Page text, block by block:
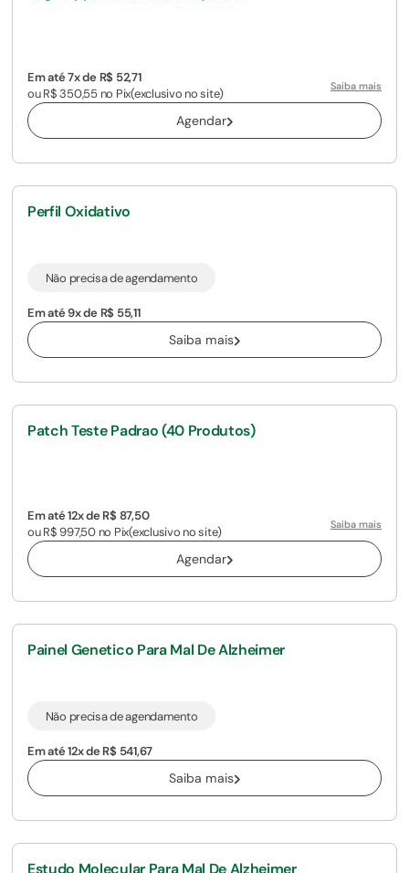
Em até 7x de R$ 52,71
ou R$ 350,55 no Pix(exclusivo no site) Saiba mais
Agendar
Perfil Oxidativo
Não precisa de agendamento
Em até 9x de R$ 55,11
Saiba mais
Patch Teste Padrao (40 Produtos)
Em até 12x de R$ 87,50
ou R$ 997,50 no Pix(exclusivo no site) Saiba mais
Agendar
Painel Genetico Para Mal De Alzheimer
Não precisa de agendamento
Em até 12x de R$ 541,67
Saiba mais
Estudo Molecular Para Mal De Alzheimer